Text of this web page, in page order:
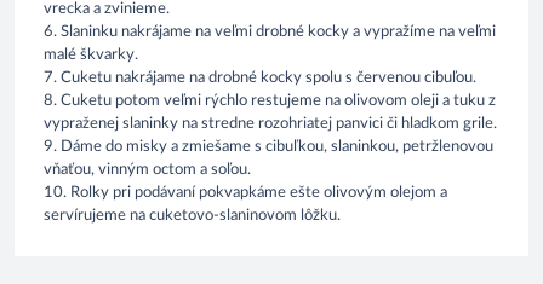
vrecka a zvinieme.
6. Slaninku nakrájame na veľmi drobné kocky a vypražíme na veľmi
malé škvarky.
7. Cuketu nakrájame na drobné kocky spolu s červenou cibuľou.
8. Cuketu potom veľmi rýchlo restujeme na olivovom oleji a tuku z
vypraženej slaninky na stredne rozohriatej panvici či hladkom grile.
9. Dáme do misky a zmiešame s cibuľkou, slaninkou, petržlenovou
vňaťou, vinným octom a soľou.
10. Rolky pri podávaní pokvapkáme ešte olivovým olejom a
servírujeme na cuketovo-slaninovom lôžku.